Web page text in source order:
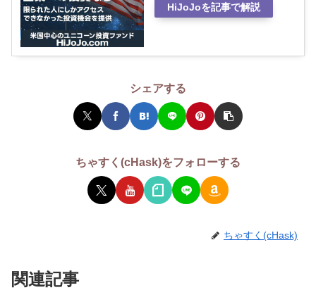
HiJoJoを記事で解説
シェアする
ちゃすく(cHask)をフォローする
ちゃすく(cHask)
関連記事